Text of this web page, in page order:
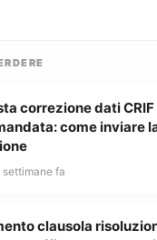
correzione dati
come inviare
fa
clausola